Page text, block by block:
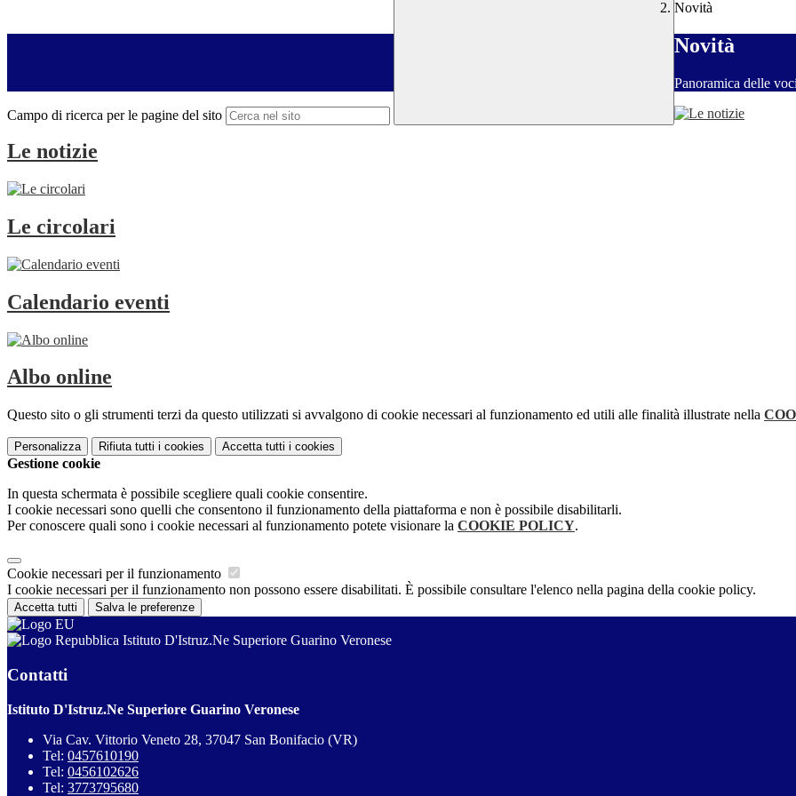
Campo di ricerca per le pagine del sito
Novità
Novità
Panoramica delle
Le notizie
Le circolari
Calendario eventi
Albo online
Questo sito o gli strumenti terzi da questo utilizzati si avvalgono di cookie necessari al funzionamento ed utili alle finalità illustrate nella
Personalizza Rifiuta tutti i cookies Accetta tutti i cookies
Gestione cookie
In questa schermata è possibile scegliere quali cookie consentire.
I cookie necessari sono quelli che consentono il funzionamento della piattaforma e non è possibile disabilitarli.
Per conoscere quali sono i cookie necessari al funzionamento potete visionare la COOKIE POLICY.
Cookie necessari per il funzionamento
I cookie necessari per il funzionamento non possono essere disabilitati. È possibile consultare l'elenco nella pagina della cookie policy.
Accetta tutti Salva le preferenze
Istituto D'Istruz.Ne Superiore Guarino Veronese
Contatti
Istituto D'Istruz.Ne Superiore Guarino Veronese
Via Cav. Vittorio Veneto 28, 37047 San Bonifacio (VR)
Tel: 0457610190
Tel: 0456102626
Tel: 3773795680